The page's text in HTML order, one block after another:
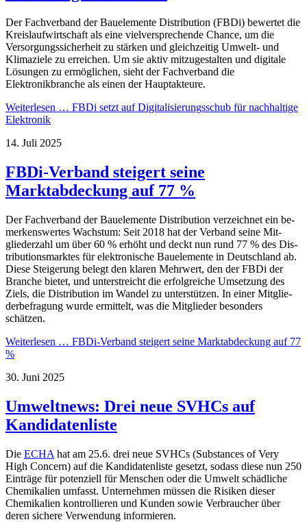
Der Fachverband der Bauelemente Distribution (FBDi) bewertet die
Kreislaufwirtschaft als eine vielversprechende Chance, um die
Versorgungssicherheit zu stärken und gleichzeitig Umwelt- und
Klimaziele zu erreichen. Um sie aktiv mitzugestalten und digitale
Lösungen zu ermöglichen, sieht der Fachverband die
Elektronikbranche als einen der Hauptakteure.
Weiterlesen … FBDi setzt auf Digitalisierungsschub für nachhaltige
Elektronik
14. Juli 2025
FBDi-Verband steigert seine
Marktabdeckung auf 77 %
Der Fachverband der Bau­ele­mente Distribution verzeichnet ein be­
mer­kens­wertes Wachstum: Seit 2018 hat der Verband seine Mit­
glieder­zahl um über 60 % erhöht und deckt nun rund 77 % des Dis­
tri­butions­marktes für elektro­nische Bau­ele­mente in Deutschland ab.
Diese Steigerung belegt den klaren Mehrwert, den der FBDi der
Branche bietet, und un­ter­streicht die erfolgreiche Um­setzung des
Ziels, die Dis­tri­bution im Wandel zu un­ter­stützen. In einer Mit­glie­
der­be­fragung wurde ermittelt, was die Mitglieder besonders
schätzen.
Weiterlesen … FBDi-Verband steigert seine Marktabdeckung auf 77
%
30. Juni 2025
Umweltnews: Drei neue SVHCs auf
Kandidatenliste
Die ECHA hat am 25.6. drei neue SVHCs (Substances of Very
High Concern) auf die Kan­di­daten­liste gesetzt, sodass diese nun 250
Ein­träge für poten­ziell für Menschen oder die Um­welt schäd­liche
Chemi­kalien umfasst. Unter­neh­men müssen die Risi­ken dieser
Chemi­kalien kon­trol­lieren und Kunden sowie Ver­brau­cher über
deren sichere Ver­wen­dung informieren.